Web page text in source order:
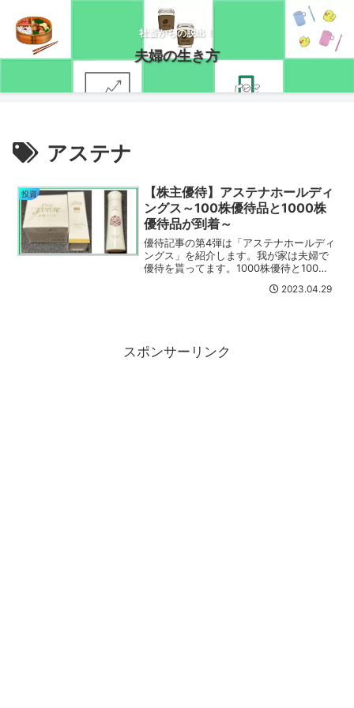
社畜からの脱出！
夫婦の生き方
アステナ
投資
【株主優待】アステナホールディ
ングス～100株優待品と1000株
優待品が到着～
優待記事の第4弾は「アステナホールディ
ングス」を紹介します。我が家は夫婦で
優待を貰ってます。1000株優待と100株
2023.04.29
スポンサーリンク